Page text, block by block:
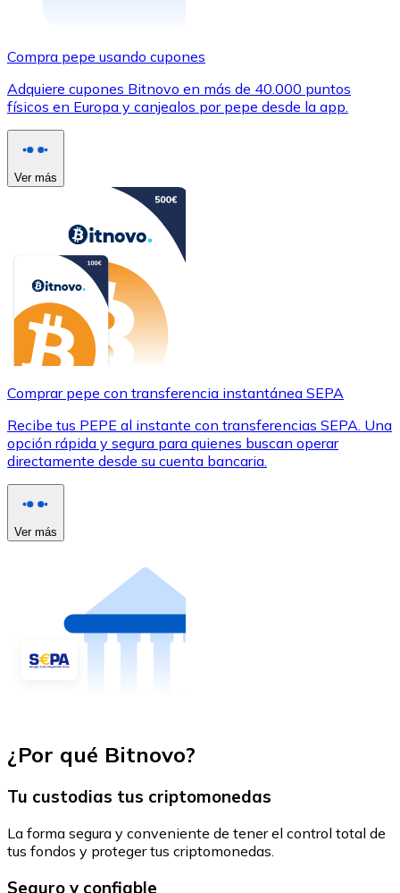
Compra pepe usando cupones
Adquiere cupones Bitnovo en más de 40.000 puntos
físicos en Europa y canjealos por pepe desde la app.
Ver más
Comprar pepe con transferencia instantánea SEPA
Recibe tus PEPE al instante con transferencias SEPA. Una
opción rápida y segura para quienes buscan operar
directamente desde su cuenta bancaria.
Ver más
¿Por qué Bitnovo?
Tu custodias tus criptomonedas
La forma segura y conveniente de tener el control total de
tus fondos y proteger tus criptomonedas.
Seguro y confiable